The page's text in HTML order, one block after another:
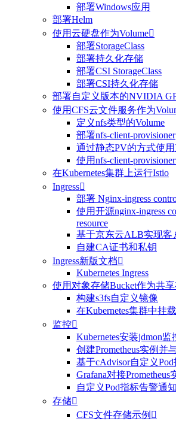
部署Windows应用
部署Helm
使用云硬盘作为Volume
部署StorageClass
部署持久化存储
部署CSI StorageClass
部署CSI持久化存储
部署自定义版本的NVIDIA
使用CFS云文件服务作为
定义nfs类型的Volume
部署nfs-client-provisioner
通过静态PV的方式使
使用nfs-client-
在Kubernetes集群上运行Istio
Ingress
部署 Nginx-ingress
使用开源nginx-ingress
resource
基于京东云ALB实现客
自建CA证书和私钥
Ingress新版文档
Kubernetes Ingress
使用对象存储Bucket作为共
构建s3fs自定义镜像
在Kubernetes集群中挂
监控
Kubernetes安装jdmon监
创建Prometheus实例并
基于cAdvisor自定义
Grafana对接
自定义Pod指标告警通
存储
CFS文件存储示例 